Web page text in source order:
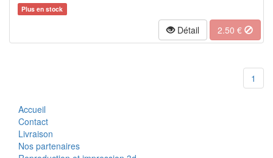
Plus en stock
Détail 2.50 €
1
Accueil
Contact
Livraison
Nos partenaires